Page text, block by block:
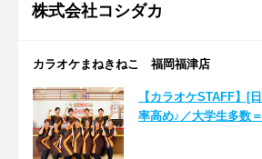
株式会社コシダカ
カラオケまねきねこ 福岡福津店
【カラオケSTAFF】[
率高め♪／大学生多数